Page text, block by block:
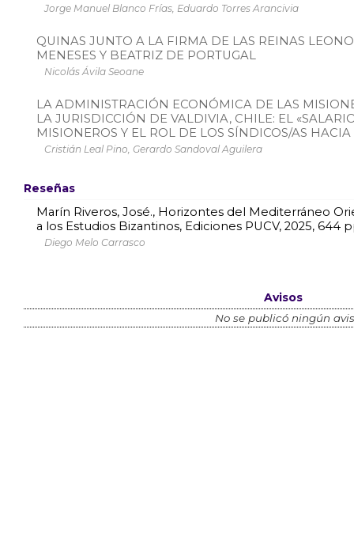
Jorge Manuel Blanco Frías, Eduardo Torres Arancivia
QUINAS JUNTO A LA FIRMA DE LAS REINAS
MENESES Y BEATRIZ DE PORTUGAL
Nicolás Ávila Seoane
LA ADMINISTRACIÓN ECONÓMICA DE LAS
LA JURISDICCIÓN DE VALDIVIA, CHILE: EL
MISIONEROS Y EL ROL DE LOS SÍNDICOS/AS
Cristián Leal Pino, Gerardo Sandoval Aguilera
Reseñas
Marín Riveros, José., Horizontes del Mediterráneo
a los Estudios Bizantinos, Ediciones PUCV, 2025, 644
Diego Melo Carrasco
Avisos
No se publicó ningún